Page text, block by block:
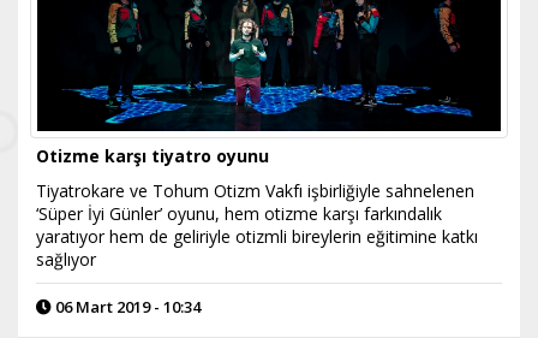
Otizme karşı tiyatro oyunu
Tiyatrokare ve Tohum Otizm Vakfı işbirliğiyle sahnelenen
‘Süper İyi Günler’ oyunu, hem otizme karşı farkındalık
yaratıyor hem de geliriyle otizmli bireylerin eğitimine katkı
sağlıyor
06 Mart 2019 - 10:34